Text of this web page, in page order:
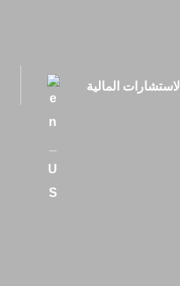
الاستشارات المالية